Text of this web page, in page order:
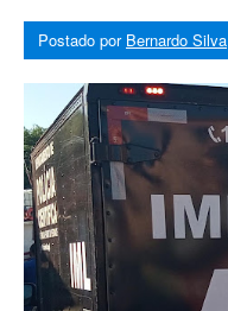
Postado por Bernardo Silva